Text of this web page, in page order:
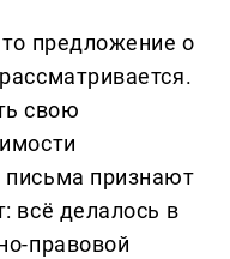
предложение о
свою
признают
всё делалось в
правовой